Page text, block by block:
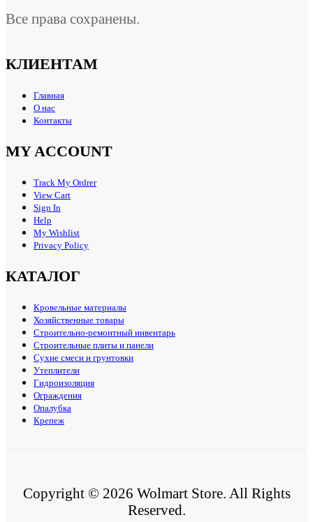
Все права сохранены.
КЛИЕНТАМ
Главная
О нас
Контакты
MY ACCOUNT
Track My Ordrer
View Cart
Sign In
Help
My Wishlist
Privacy Policy
КАТАЛОГ
Кровельные материалы
Хозяйственные товары
Строительно-ремонтный инвентарь
Строительные плиты и панели
Сухие смеси и грунтовки
Утеплители
Гидроизоляция
Ограждения
Опалубка
Крепеж
Copyright © 2026 Wolmart Store. All Rights
Reserved.